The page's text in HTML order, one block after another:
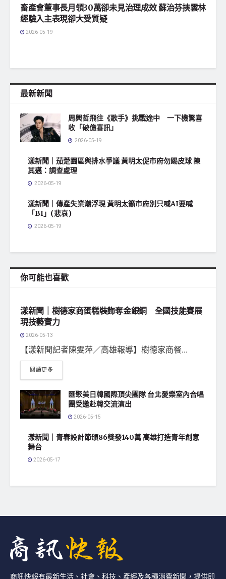
畜產會董事長月領30萬卻未見治理成效 蘇治芬挾雲林
經驗入主表現卻大受質疑
2026-05-19
最新新聞
周興哲飛往《歌手》挑戰途中 一下機驚喜
收「破億喜訊」
2026-05-19
漾新聞｜茄萣園區與排水爭議 黃明太促市府勿踢皮球 陳
其邁：調查處理
2026-05-19
漾新聞｜傳產失業潮浮現 黃明太籲市府別只喊AI要喊
「BI」(悲哀)
2026-05-19
你可能也喜歡
漾新聞｜樹德家商蛋糕裝飾奪金銀銅 全國技能賽展
現技藝實力
2026-05-13
【漾新聞記者陳雯萍／高雄報導】樹德家商餐...
閱讀更多
匯聚美日韓國際頂尖團隊 台北愛樂室內合唱
團受邀赴韓交流演出
2026-05-15
漾新聞｜青春設計節頒86獎發140萬 高雄打造青年創意
舞台
2026-05-17
商訊快報有最新生活、社會、科技、產經及各種消費新聞，提供即